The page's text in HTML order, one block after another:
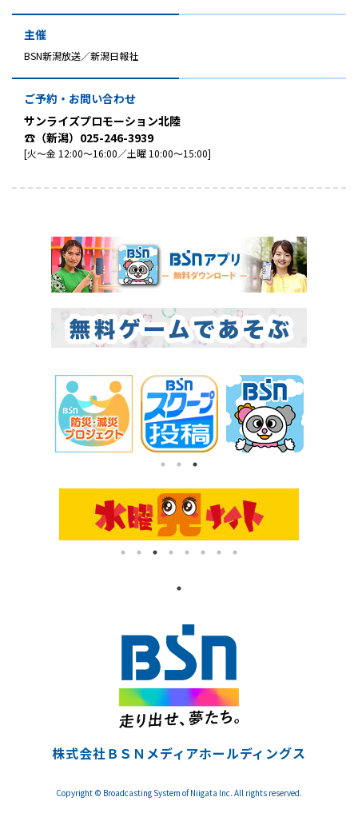
主催
BSN新潟放送／新潟日報社
ご予約・お問い合わせ
サンライズプロモーション北陸
☎（新潟）025-246-3939
[火～金 12:00～16:00／土曜 10:00～15:00]
株式会社ＢＳＮメディアホールディングス
Copyright © Broadcasting System of Niigata Inc. All rights reserved.